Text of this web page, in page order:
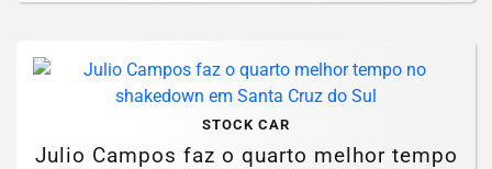
STOCK CAR
Julio Campos faz o quarto melhor tempo